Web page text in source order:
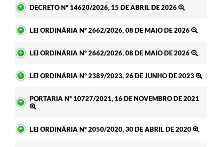
DECRETO Nº 14620/2026, 15 DE ABRIL DE 2026
LEI ORDINÁRIA Nº 2662/2026, 08 DE MAIO DE 2026
LEI ORDINÁRIA Nº 2662/2026, 08 DE MAIO DE 2026
LEI ORDINÁRIA Nº 2389/2023, 26 DE JUNHO DE 2023
PORTARIA Nº 10727/2021, 16 DE NOVEMBRO DE 2021
LEI ORDINÁRIA Nº 2050/2020, 30 DE ABRIL DE 2020